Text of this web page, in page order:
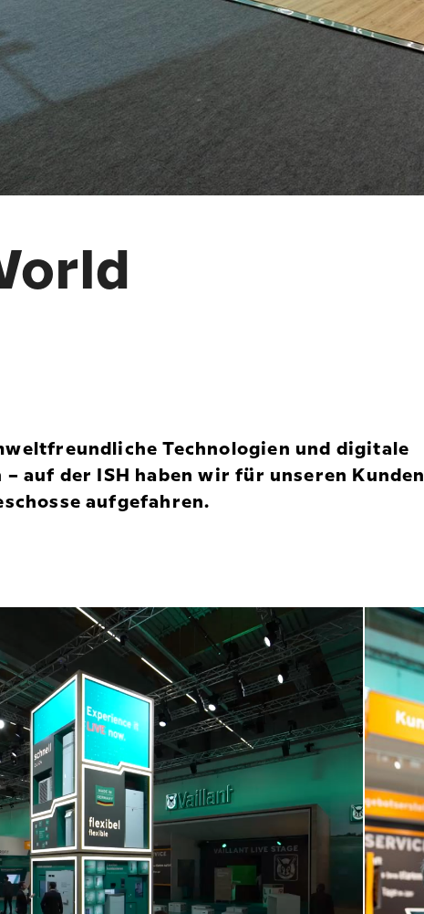
Technologien und digitale
auf der ISH haben wir für unseren Kunden
aufgefahren.